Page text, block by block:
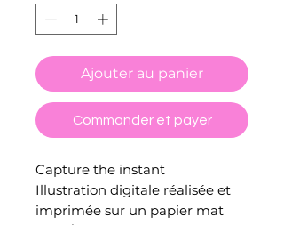
Ajouter au panier
Commander et payer
Capture the instant
Illustration digitale réalisée et
imprimée sur un papier mat